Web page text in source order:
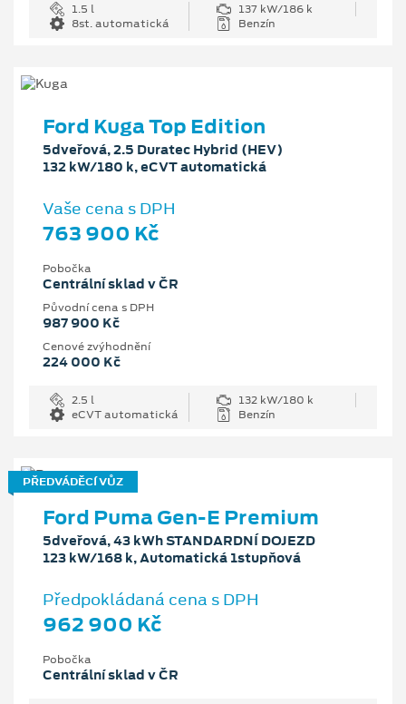
1.5 l
137 kW/186 k
8st. automatická
Benzín
Ford Kuga Top Edition
5dveřová, 2.5 Duratec Hybrid (HEV)
132 kW/180 k, eCVT automatická
Vaše cena s DPH
763 900 Kč
Pobočka
Centrální sklad v ČR
Původní cena s DPH
987 900 Kč
Cenové zvýhodnění
224 000 Kč
2.5 l
132 kW/180 k
eCVT automatická
Benzín
PŘEDVÁDĚCÍ VŮZ
Ford Puma Gen-E Premium
5dveřová, 43 kWh STANDARDNÍ DOJEZD
123 kW/168 k, Automatická 1stupňová
Předpokládaná cena s DPH
962 900 Kč
Pobočka
Centrální sklad v ČR